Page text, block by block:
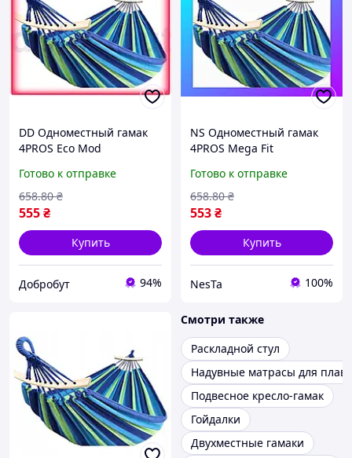
DD Одноместный гамак
4PROS Eco Mod
отдыха до 100 кг
туристический гамак с
рейкой Dobro-A
Готово к отправке
555₴
658.80 ₴
Купить
Добробут 94%
NS Одноместный гамак
4PROS Mega Fit
Готово к отправке
553₴
658.80 ₴
Купить
NesTa 100%
Смотри также
Раскладной стул
Надувные матрасы для
Подвесное кресло-гамак
Гойдалки
Двухместные гамаки